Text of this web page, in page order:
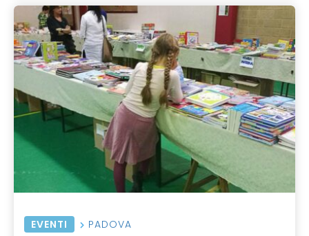
EVENTI PADOVA